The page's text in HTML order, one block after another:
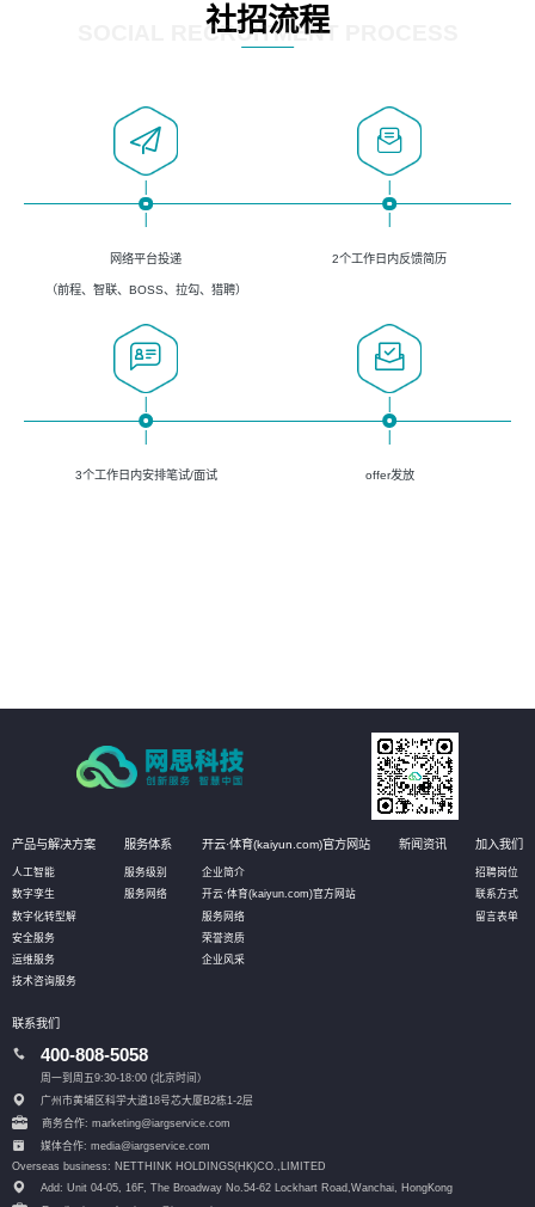
4、掌握DevOps思想、方法和流程。Jenkins工具使用；
5、掌握常见中间件配置与优化，如mysql、nginx等；
社招流程
SOCIAL RECRUITMENT PROCESS
网络平台投递
（前程、智联、BOSS、拉勾、猎聘）
2个工作日内反馈简历
3个工作日内安排笔试/面试 offer发放
产品与解决方案
人工智能
数字孪生
数字化转型解
安全服务
运维服务
技术咨询服务
服务体系
服务级别
服务网络
开云·体育(kaiyun.com)官方网站
企业简介
开云·体育(kaiyun.com)官方网站
服务网络
荣誉资质
企业风采
新闻资讯 加入我们
招聘岗位
联系方式
留言表单
联系我们
400-808-5058
周一到周五9:30-18:00 (北京时间）
广州市黄埔区科学大道18号芯大厦B2栋1-2层
商务合作: marketing@iargservice.com
媒体合作: media@iargservice.com
Overseas business: NETTHINK HOLDINGS(HK)CO.,LIMITED
Add: Unit 04-05, 16F, The Broadway No.54-62 Lockhart Road, Wanchai, HongKong